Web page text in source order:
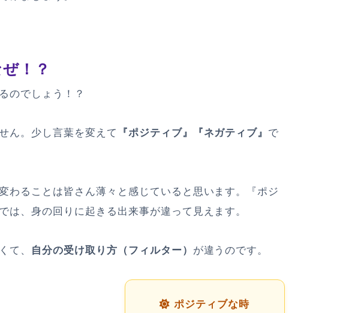
！？
のでしょう！？
ん。少し言葉を変えて 『ポジティブ』『ネガティブ』 で
わることは皆さん薄々と感じていると思います。『ポジ
は、身の回りに起きる出来事が違って見えます。
て、 自分の受け取り方（フィルター） が違うのです。
ポジティブな時